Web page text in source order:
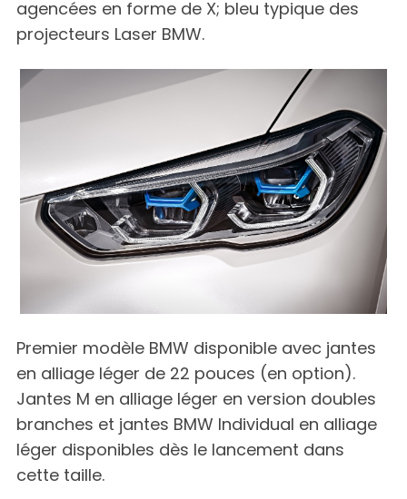
agencées en forme de X; bleu typique des
projecteurs Laser BMW.
Premier modèle BMW disponible avec jantes
en alliage léger de 22 pouces (en option).
Jantes M en alliage léger en version doubles
branches et jantes BMW Individual en alliage
léger disponibles dès le lancement dans
cette taille.